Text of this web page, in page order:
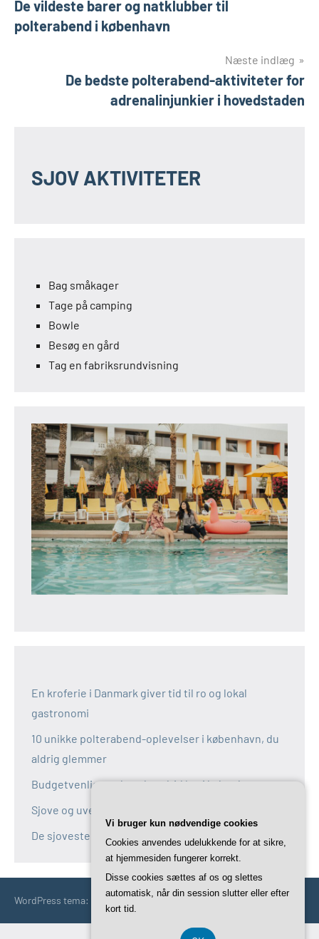
De vildeste barer og natklubber til
polterabend i københavn
Næste indlæg
De bedste polterabend-aktiviteter for
adrenalinjunkier i hovedstaden
SJOV AKTIVITETER
Bag småkager
Tage på camping
Bowle
Besøg en gård
Tag en fabriksrundvisning
En kroferie i Danmark giver tid til ro og lokal
gastronomi
10 unikke polterabend-oplevelser i københavn, du
aldrig glemmer
Budgetvenlige polterabend-idéer i københavn
Sjove og uventede polterabend-idéer i københavn
De sjoveste aktiviteter til polterabend i københavn
WordPress tema: Occasio by ThemeZee.
Vi bruger kun nødvendige cookies
Cookies anvendes udelukkende for at sikre,
at hjemmesiden fungerer korrekt.
Disse cookies sættes af os og slettes
automatisk, når din session slutter eller efter
kort tid.